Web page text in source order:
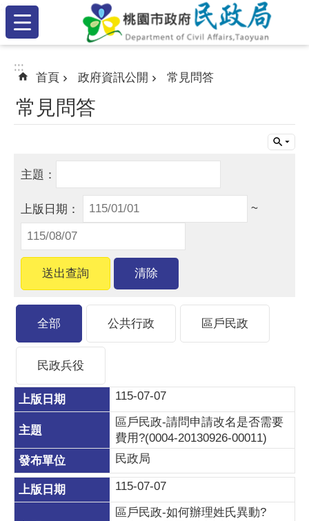
跳到主要內容區塊
:::
:::
:::
首頁 政府資訊公開 常見問答
常見問答
~
全部 公共行政 區戶民政
民政兵役
115-07-07
區戶民政-請問申請改名是否需要
費用?(0004-20130926-00011)
民政局
115-07-07
區戶民政-如何辦理姓氏異動?